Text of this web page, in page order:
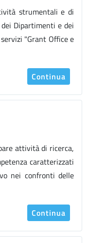
strumentali e di
Dipartimenti e dei
"Grant Office e
Continua
attività di ricerca,
caratterizzati
nei confronti delle
Continua